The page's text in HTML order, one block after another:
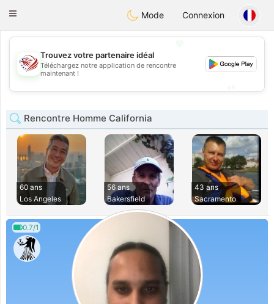
StatesDating
Toggle
Mode Connexion
💖
💕
Trouvez votre partenaire idéal
Téléchargez notre application de rencontre
maintenant !
Rencontre Homme California
60 ans
Los Angeles
56 ans
Bakersfield
43 ans
Sacramento
0.7/1